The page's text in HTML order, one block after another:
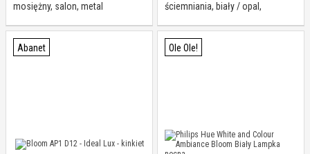
mosiężny, salon, metal
ściemniania, biały / opal,
Abanet Ole Ole!